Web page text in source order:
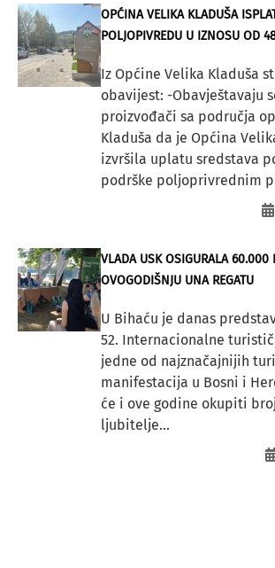
OPĆINA VELIKA KLADUŠA
POLJOPIVREDU U IZNOSU OD
Iz Općine Velika Kladuša
obavijest: -Obavještavaju
proizvođači sa područja
Kladuša da je Općina
izvršila uplatu sredstava
podrške poljoprivrednim
VLADA USK OSIGURALA 60.000
OVOGODIŠNJU UNA REGATU
U Bihaću je danas
52. Internacionalne
jedne od najznačajnijih
manifestacija u Bosni i
će i ove godine okupiti
ljubitelje...